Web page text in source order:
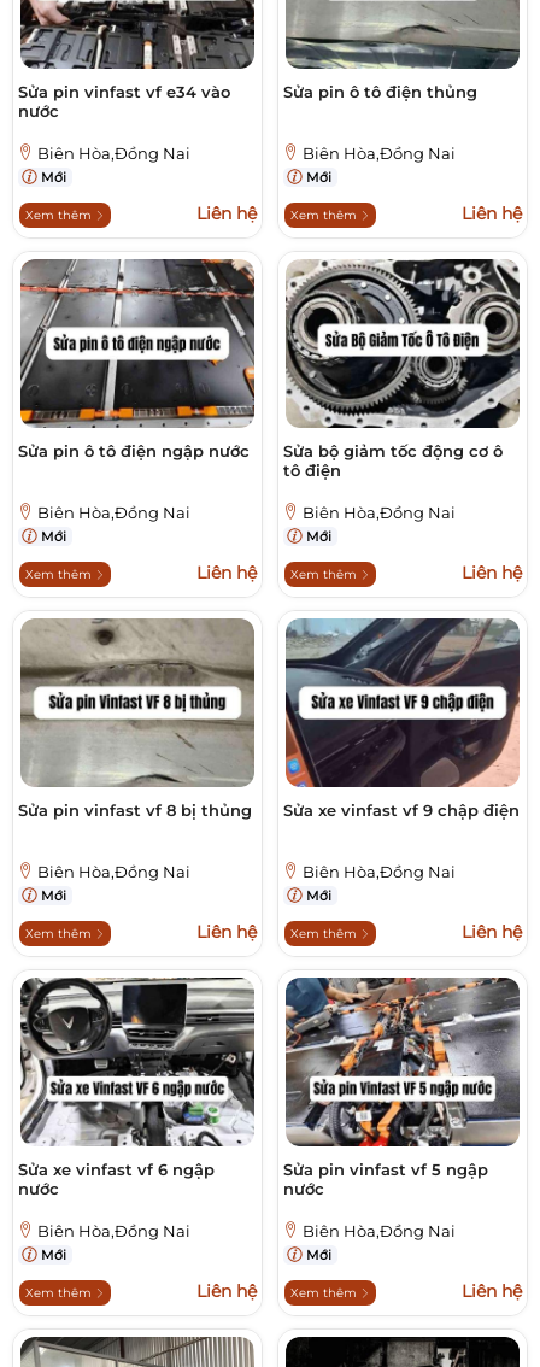
Sửa pin vinfast vf e34 vào
nước
Biên Hòa,Đồng Nai
Mới
Xem thêm Liên hệ
Sửa pin ô tô điện thủng
Biên Hòa,Đồng Nai
Mới
Xem thêm Liên hệ
Sửa pin ô tô điện ngập nước
Biên Hòa,Đồng Nai
Mới
Xem thêm Liên hệ
Sửa bộ giảm tốc động cơ ô
tô điện
Biên Hòa,Đồng Nai
Mới
Xem thêm Liên hệ
Sửa pin vinfast vf 8 bị thủng
Biên Hòa,Đồng Nai
Mới
Xem thêm Liên hệ
Sửa xe vinfast vf 9 chập điện
Biên Hòa,Đồng Nai
Mới
Xem thêm Liên hệ
Sửa xe vinfast vf 6 ngập
nước
Biên Hòa,Đồng Nai
Mới
Xem thêm Liên hệ
Sửa pin vinfast vf 5 ngập
nước
Biên Hòa,Đồng Nai
Mới
Xem thêm Liên hệ